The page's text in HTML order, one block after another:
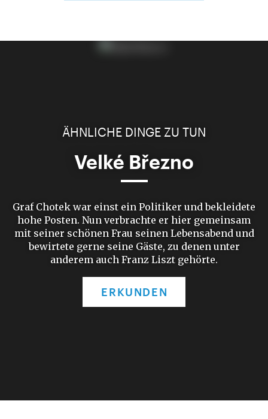
ÄHNLICHE DINGE ZU TUN
Velké Březno
Graf Chotek war einst ein Politiker und bekleidete
hohe Posten. Nun verbrachte er hier gemeinsam
mit seiner schönen Frau seinen Lebensabend und
bewirtete gerne seine Gäste, zu denen unter
anderem auch Franz Liszt gehörte.
ERKUNDEN